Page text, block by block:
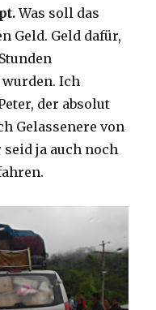
Was soll das
Geld. Geld dafür,
Ich
der absolut
Gelassenere von
ja auch noch